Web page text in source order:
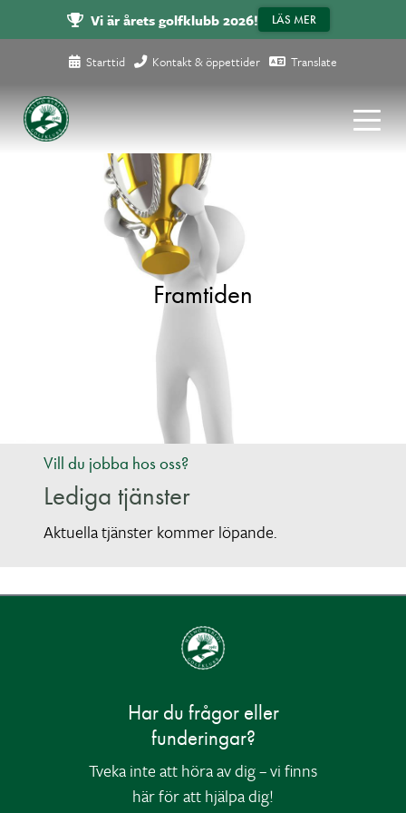
Vi är årets golfklubb 2026! LÄS MER
Starttid Kontakt & öppettider Translate
Framtiden
Vill du jobba hos oss?
Lediga tjänster
Aktuella tjänster kommer löpande.
Har du frågor eller
funderingar?
Tveka inte att höra av dig – vi finns
här för att hjälpa dig!